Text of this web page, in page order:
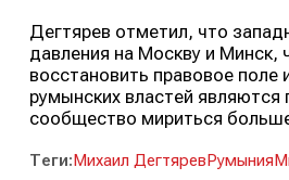
Дегтярев отметил, что
давления на Москву и Минск,
восстановить правовое
румынских властей
сообщество мириться
Теги:Михаил ДегтяревРумыния